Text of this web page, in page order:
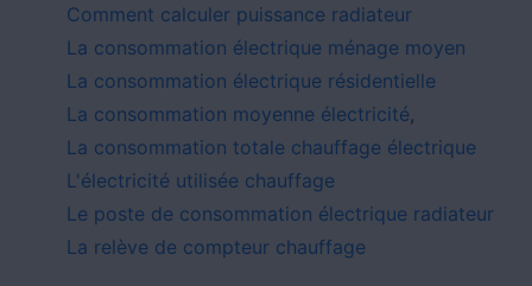
Comment calculer puissance radiateur
La consommation électrique ménage moyen
La consommation électrique résidentielle
La consommation moyenne électricité,
La consommation totale chauffage électrique
L'électricité utilisée chauffage
Le poste de consommation électrique radiateur
La relève de compteur chauffage